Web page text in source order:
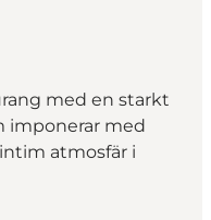
med en starkt
imponerar med
atmosfär i